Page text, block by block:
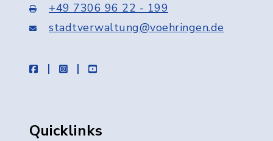
+49 7306 96 22 - 199
stadtverwaltung@voehringen.de
facebookinstagramyoutube
Quicklinks